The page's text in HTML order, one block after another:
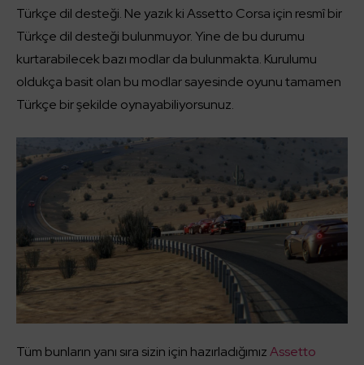
Türkçe dil desteği. Ne yazık ki Assetto Corsa için resmî bir
Türkçe dil desteği bulunmuyor. Yine de bu durumu
kurtarabilecek bazı modlar da bulunmakta. Kurulumu
oldukça basit olan bu modlar sayesinde oyunu tamamen
Türkçe bir şekilde oynayabiliyorsunuz.
Tüm bunların yanı sıra sizin için hazırladığımızAssetto